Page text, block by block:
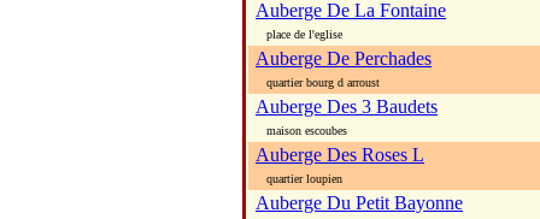
Auberge De La Fontaine
place de l'eglise
Auberge De Perchades
quartier bourg d arroust
Auberge Des 3 Baudets
maison escoubes
Auberge Des Roses L
quartier loupien
Auberge Du Petit Bayonne